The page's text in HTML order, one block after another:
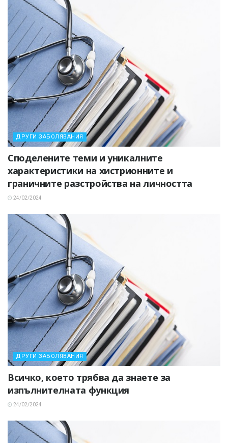
ДРУГИ ЗАБОЛЯВАНИЯ
Споделените теми и уникалните
характеристики на хистрионните и
граничните разстройства на личността
24/02/2024
ДРУГИ ЗАБОЛЯВАНИЯ
Всичко, което трябва да знаете за
изпълнителната функция
24/02/2024